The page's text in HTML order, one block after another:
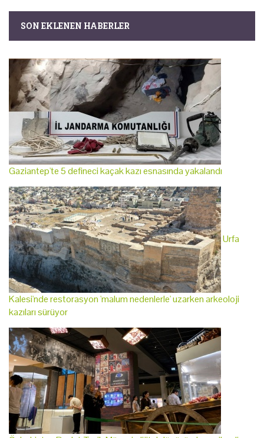
SON EKLENEN HABERLER
Gaziantep'te 5 defineci kaçak kazı esnasında yakalandı
Urfa
Kalesi'nde restorasyon 'malum nedenlerle' uzarken arkeoloji
kazıları sürüyor